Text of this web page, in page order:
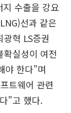
지 수출을 강요
선과 같은
혁 LS증권
확실성이 여전
야 한다”며
트웨어 관련
”고 했다.